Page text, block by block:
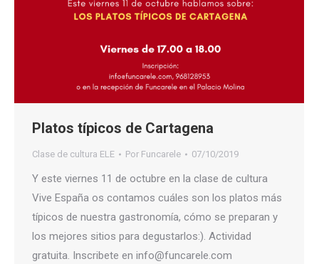
Platos típicos de Cartagena
Clase de cultura ELE Por Funcarele 07/10/2019
Y este viernes 11 de octubre en la clase de cultura
Vive España os contamos cuáles son los platos más
típicos de nuestra gastronomía, cómo se preparan y
los mejores sitios para degustarlos:). Actividad
gratuita. Inscribete en info@funcarele.com